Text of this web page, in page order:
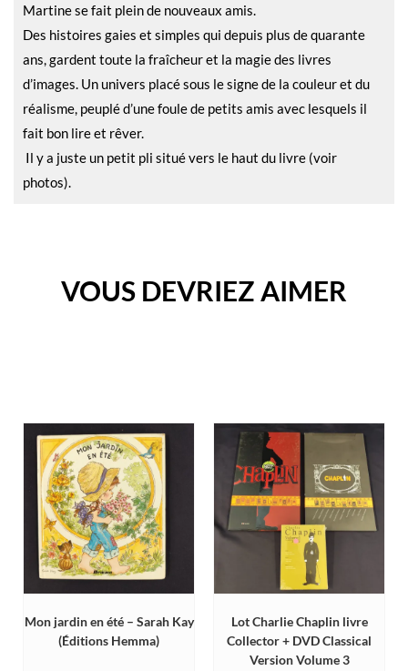
Martine se fait plein de nouveaux amis.
Des histoires gaies et simples qui depuis plus de quarante
ans, gardent toute la fraîcheur et la magie des livres
d’images. Un univers placé sous le signe de la couleur et du
réalisme, peuplé d’une foule de petits amis avec lesquels il
fait bon lire et rêver.
Il y a juste un petit pli situé vers le haut du livre (voir
photos).
VOUS DEVRIEZ AIMER
Mon jardin en été – Sarah Kay
(Éditions Hemma)
Lot Charlie Chaplin livre
Collector + DVD Classical
Version Volume 3